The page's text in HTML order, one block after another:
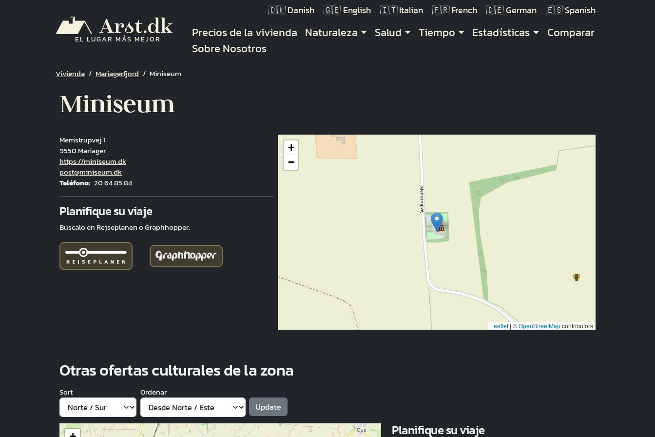
EL LUGAR MÁS MEJOR
Danish English Italian French German Spanish
Navegación principal
Precios de la vivienda Naturaleza Salud Tiempo Estadísticas
Comparar
Sobre Nosotros
Ruta de navegación
Vivienda Mariagerfjord Miniseum
Miniseum
Memstrupvej 1
9550 Mariager
Hjemmeside
https://miniseum.dk
Correo electrónico
post@miniseum.dk
Teléfono 20 64 85 84
Planifique su viaje
Búscalo en Rejseplanen o Graphhopper.
+
−
Leaflet | ©OpenStreetMapcontributors
Otras ofertas culturales de la zona
Sort Ordenar
Planifique su viaje